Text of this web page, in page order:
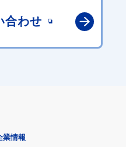
合わせ
業情報